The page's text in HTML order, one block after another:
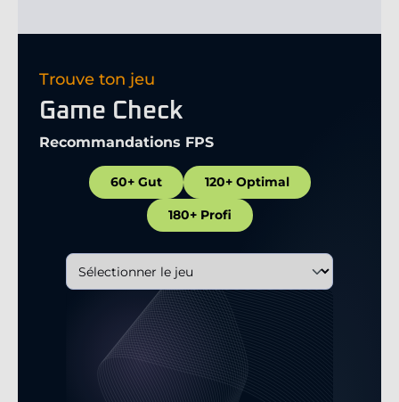
Trouve ton jeu
Game Check
Recommandations FPS
60+ Gut 120+ Optimal
180+ Profi